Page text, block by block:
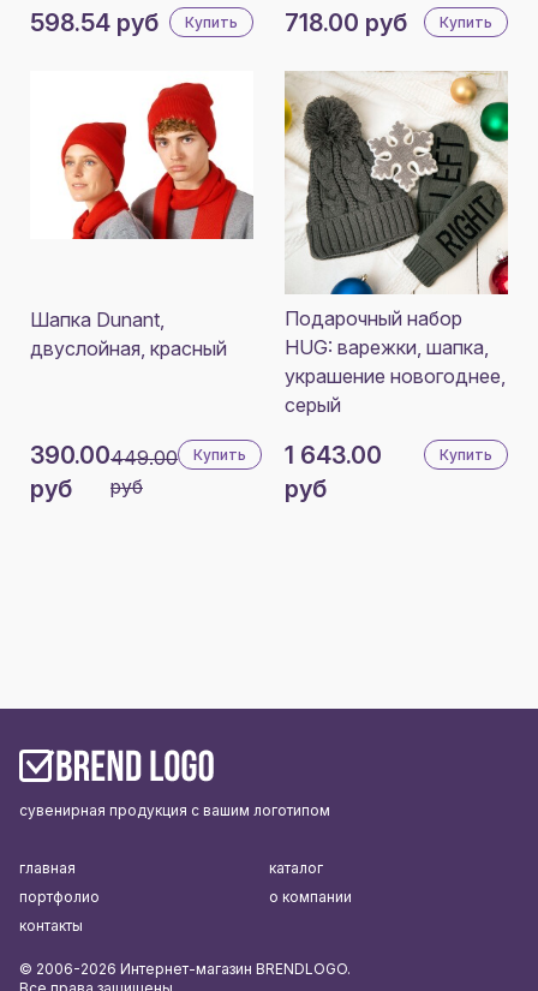
598.54 руб Купить 718.00 руб Купить
Шапка Dunant,
двуслойная, красный
390.00
руб
449.00
руб
Купить
Подарочный набор
HUG: варежки, шапка,
украшение новогоднее,
серый
1 643.00
руб
Купить
сувенирная продукция с вашим логотипом
главная
каталог
портфолио
о компании
контакты
© 2006-2026 Интернет-магазин BRENDLOGO.